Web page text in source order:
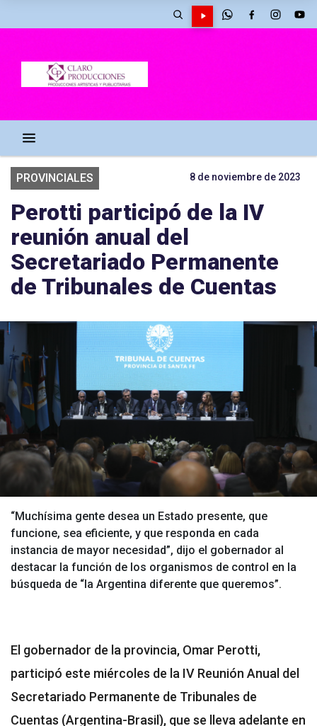
PROVINCIALES 8 de noviembre de 2023
Perotti participó de la IV
reunión anual del
Secretariado Permanente
de Tribunales de Cuentas
“Muchísima gente desea un Estado presente, que
funcione, sea eficiente, y que responda en cada
instancia de mayor necesidad”, dijo el gobernador al
destacar la función de los organismos de control en la
búsqueda de “la Argentina diferente que queremos”.
El gobernador de la provincia, Omar Perotti,
participó este miércoles de la IV Reunión Anual del
Secretariado Permanente de Tribunales de
Cuentas (Argentina-Brasil), que se lleva adelante en